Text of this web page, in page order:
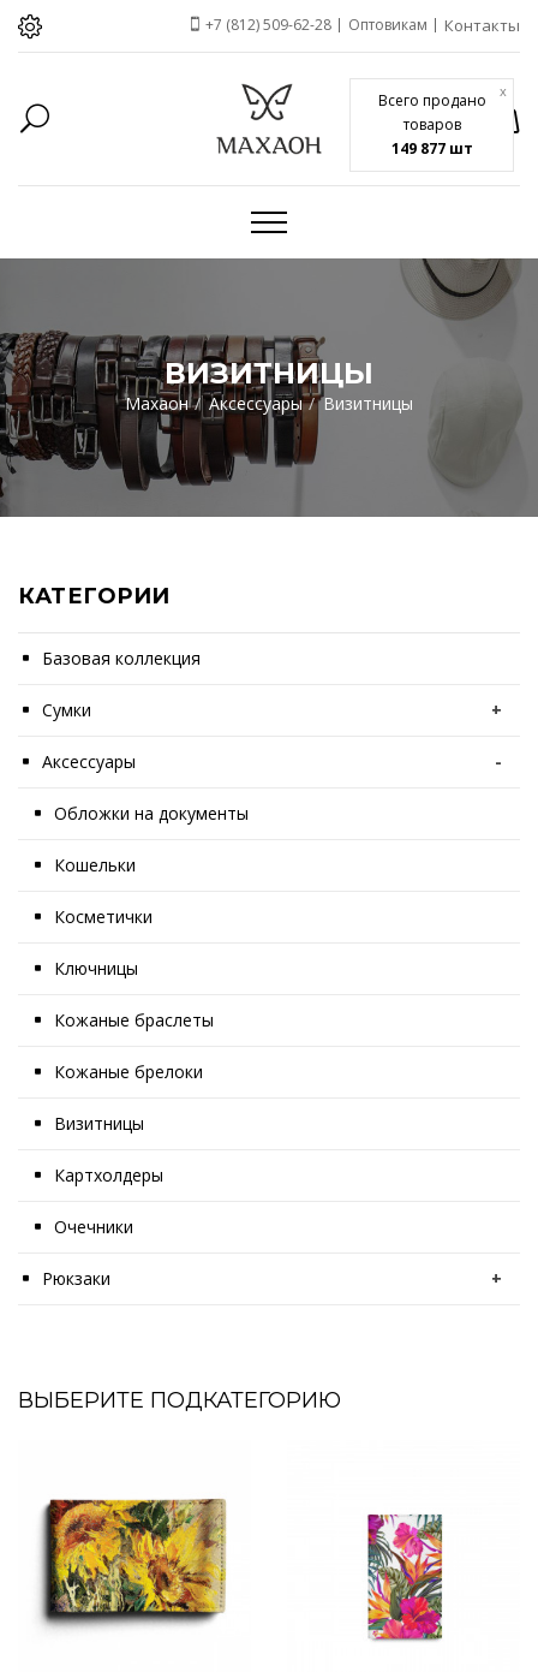
Всего продано
товаров
149 877 шт
x
+7 (812) 509-62-28 Оптовикам Контакты
ВИЗИТНИЦЫ
Махаон Аксессуары Визитницы
КАТЕГОРИИ
Базовая коллекция
Сумки +
Аксессуары -
Обложки на документы
Кошельки
Косметички
Ключницы
Кожаные браслеты
Кожаные брелоки
Визитницы
Картхолдеры
Очечники
Рюкзаки +
ВЫБЕРИТЕ ПОДКАТЕГОРИЮ